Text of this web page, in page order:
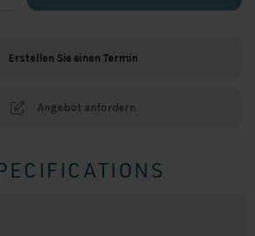
Erstellen Sie einen Termin
Angebot anfordern